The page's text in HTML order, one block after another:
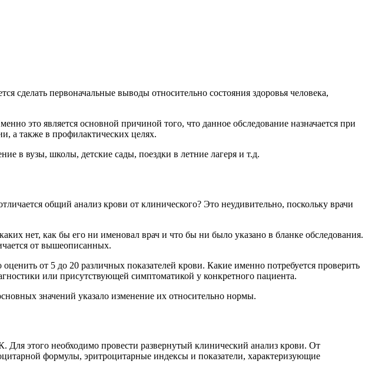
сделать первоначальные выводы относительно состояния здоровья человека,
это является основной причиной того, что данное обследование назначается при
а также в профилактических целях.
в вузы, школы, детские сады, поездки в летние лагеря и т.д.
общий анализ крови от клинического? Это неудивительно, поскольку врачи
нет, как бы его ни именовал врач и что бы ни было указано в бланке обследования.
от вышеописанных.
от 5 до 20 различных показателей крови. Какие именно потребуется проверить
или присутствующей симптоматикой у конкретного пациента.
значений указало изменение их относительно нормы.
этого необходимо провести развернутый клинический анализ крови. От
формулы, эритроцитарные индексы и показатели, характеризующие